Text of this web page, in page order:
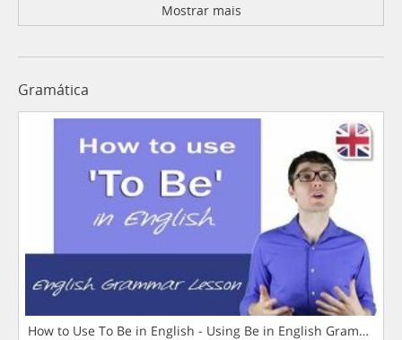
Mostrar mais
Gramática
How to Use To Be in English - Using Be in English Grammar